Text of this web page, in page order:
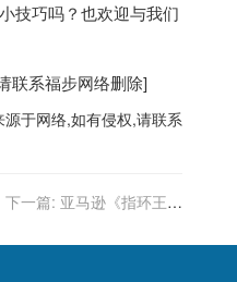
技巧吗？也欢迎与我们
联系福步网络删除]
于网络,如有侵权,请联系
下一篇: 亚马逊《指环王》
2 日播出